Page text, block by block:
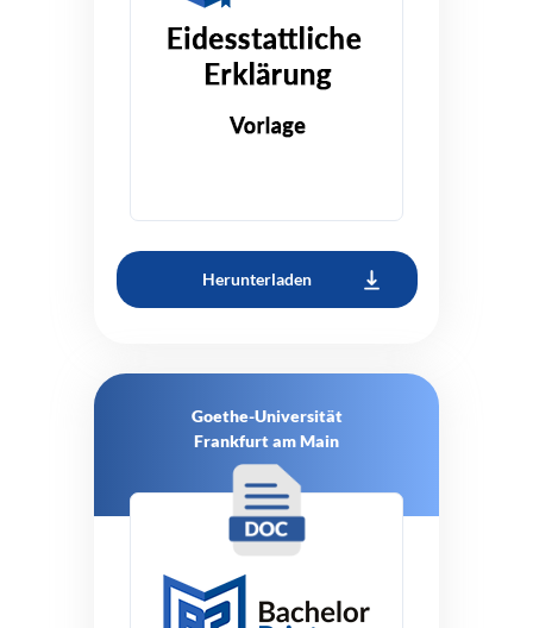
Herunterladen
Goethe-Universität
Frankfurt am Main